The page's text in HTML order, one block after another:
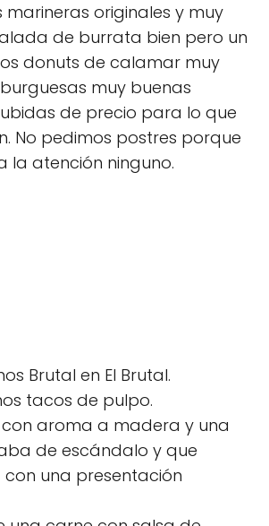
marineras originales y muy
de burrata bien pero un
donuts de calamar muy
muy buenas
de precio para lo que
No pedimos postres porque
la atención ninguno.
Brutal en El Brutal.
tacos de pulpo.
con aroma a madera y una
de escándalo y que
una presentación